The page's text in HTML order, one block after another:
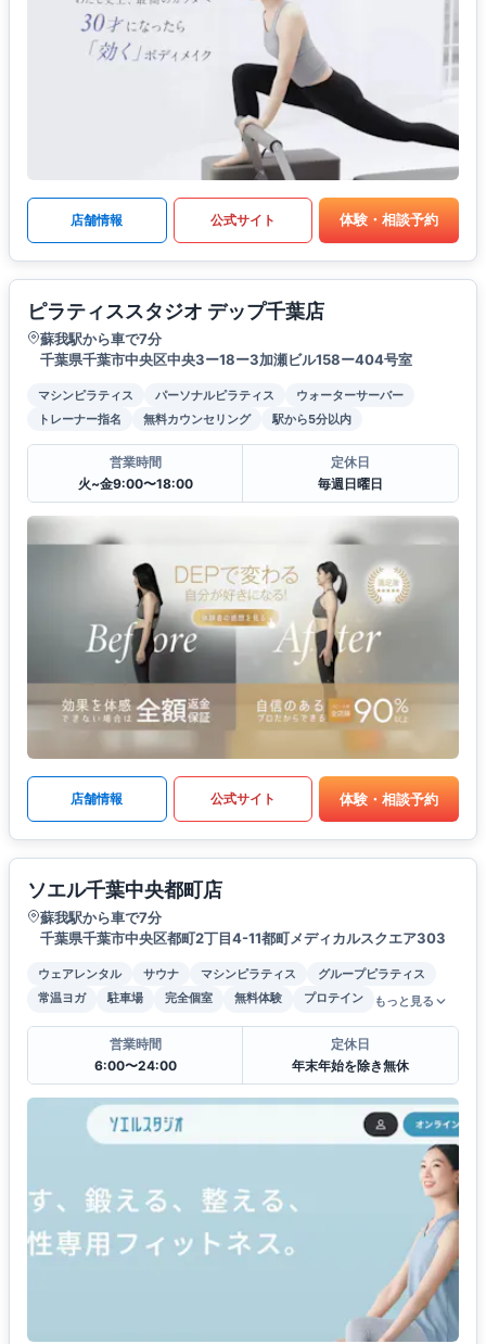
店舗情報 公式サイト 体験・相談予約
ピラティススタジオ デップ千葉店
蘇我駅から車で7分
千葉県千葉市中央区中央3ー18ー3加瀬ビル158ー404号室
マシンピラティス パーソナルピラティス
ウォーターサーバー
トレーナー指名
無料カウンセリング 駅から5分以内
営業時間
火~金9:00〜18:00
定休日
毎週日曜日
店舗情報 公式サイト 体験・相談予約
ソエル千葉中央都町店
蘇我駅から車で7分
千葉県千葉市中央区都町2丁目4-11都町メディカルスクエア303
ウェアレンタル サウナ マシンピラティス
グループピラティス
常温ヨガ
駐車場 完全個室 無料体験 プロテイン もっと見る
営業時間
6:00〜24:00
定休日
年末年始を除き無休